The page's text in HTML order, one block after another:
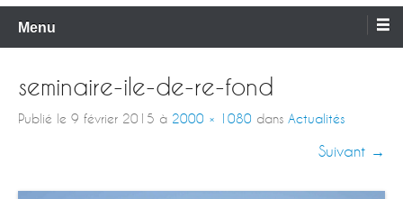
Menu
seminaire-ile-de-re-fond
Publié le 9 février 2015 à 2000 × 1080 dans Actualités
Suivant →